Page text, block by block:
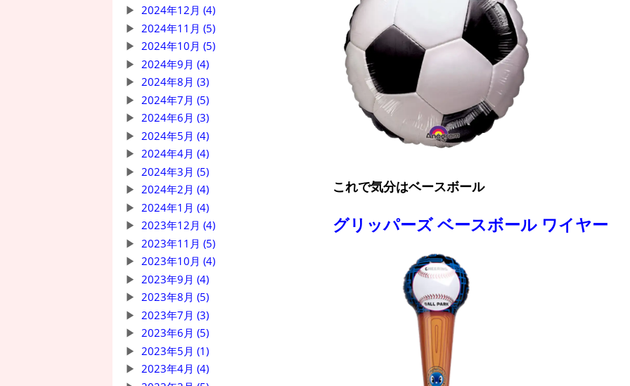
2024年12月 (4)
2024年11月 (5)
2024年10月 (5)
2024年9月 (4)
2024年8月 (3)
2024年7月 (5)
2024年6月 (3)
2024年5月 (4)
2024年4月 (4)
2024年3月 (5)
2024年2月 (4)
2024年1月 (4)
2023年12月 (4)
2023年11月 (5)
2023年10月 (4)
2023年9月 (4)
2023年8月 (5)
2023年7月 (3)
2023年6月 (5)
2023年5月 (1)
2023年4月 (4)
これで気分はベースボール
グリッパーズ ベースボール ワイヤー